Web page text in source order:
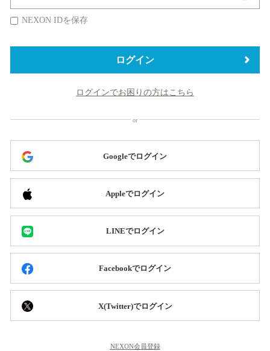
表
替
NEXON IDを保存
ログイン
ログインでお困りの方はこちら
Googleでログイン
Appleでログイン
LINEでログイン
Facebookでログイン
X(Twitter)でログイン
NEXON会員登録